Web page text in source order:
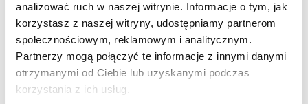
analizować ruch w naszej witrynie. Informacje o tym, jak
korzystasz z naszej witryny, udostępniamy partnerom
społecznościowym, reklamowym i analitycznym.
Partnerzy mogą połączyć te informacje z innymi danymi
otrzymanymi od Ciebie lub uzyskanymi podczas
korzystania z ich usług.
Informacje
dodatkowe